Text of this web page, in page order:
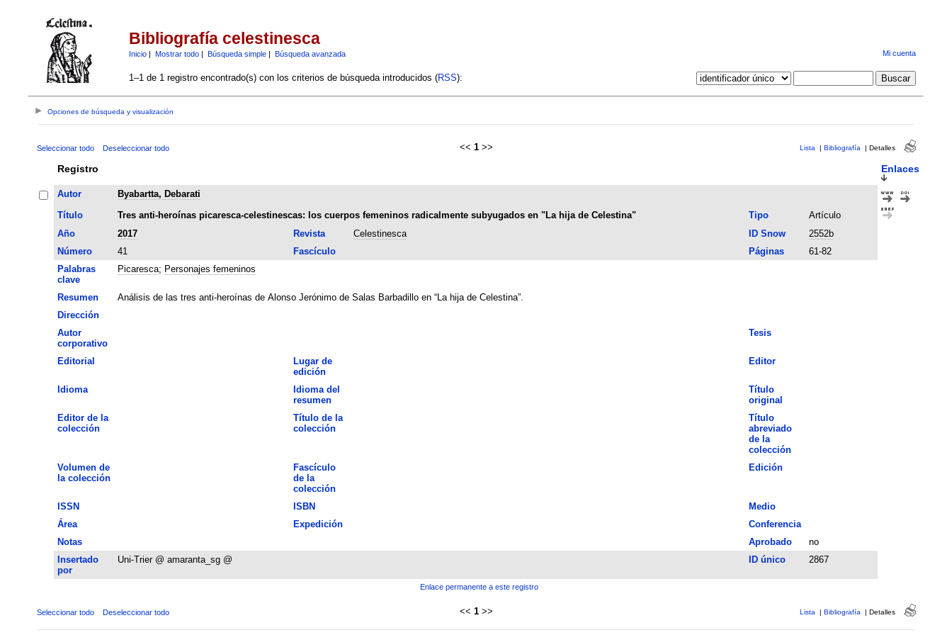
Bibliografía celestinesca
Inicio| Mostrar todo| Búsqueda simple| Búsqueda avanzada Mi cuenta
1–1 de 1 registro encontrado(s) con los criterios de búsqueda introducidos (RSS):
Opciones de búsqueda y visualización
Seleccionar todo Deseleccionar todo << 1 >> Lista | Bibliografía | Detalles
Registro Enlaces
Autor
Byabartta, Debarati
Título
Tres anti-heroínas picaresca-celestinescas: los cuerpos femeninos radicalmente subyugados en "La hija de Celestina" Tipo
Artículo
Año
2017 Revista Celestinesca ID Snow
2552b
Número
41 Fascículo Páginas
61-82
Palabras
clave
Picaresca; Personajes femeninos
Resumen
Análisis de las tres anti-heroínas de Alonso Jerónimo de Salas Barbadillo en “La hija de Celestina”.
Dirección
Autor
corporativo
Tesis
Editorial
Lugar de
edición
Editor
Idioma
Idioma del
resumen
Título
original
Editor de la
colección
Título de la
colección
Título
abreviado
de la
colección
Volumen de
la colección
Fascículo
de la
colección
Edición
ISSN ISBN
Medio
Área
Expedición
Conferencia
Notas
Aprobado
no
Insertado
por
Uni-Trier @ amaranta_sg @ ID único 2867
Enlace permanente a este registro
Seleccionar todo Deseleccionar todo << 1 >> Lista | Bibliografía | Detalles